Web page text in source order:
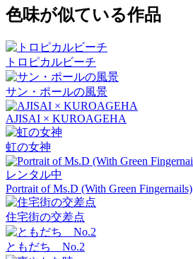
色味が似ている作品
トロピカルビーチ
サン・ポールの風景
AJISAI × KUROAGEHA
虹の女神
レンタル中
Portrait of Ms.D (With Green Fingernails)
住宅街の交差点
ともだち No.2